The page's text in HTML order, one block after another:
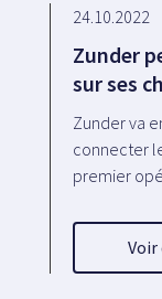
24.10.2022
Zunder
sur ses
Zunder va
connecter
premier